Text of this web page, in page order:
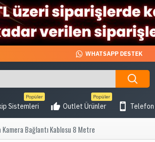
WHATSAPP DESTEK
Sistemleri
Popüler
Outlet Ürünler
Popüler
Telefon
Bağlantı Kablosu 8 Metre